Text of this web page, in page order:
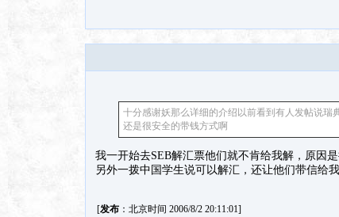
十分感谢妖那么详细的介绍以前看到有人发帖说瑞
还是很安全的带钱方式啊
我一开始去SEB解汇票他们就不肯给我解，原因
另外一拨中国学生说可以解汇，还让他们带信给
[发布：北京时间 2006/8/2 20:11:01]